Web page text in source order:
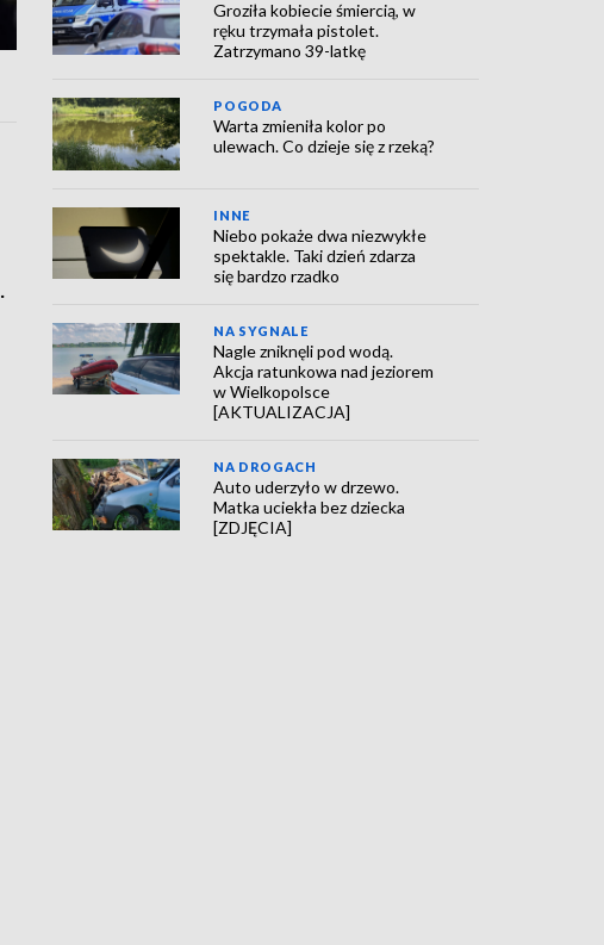
Groziła kobiecie śmiercią, w
ręku trzymała pistolet.
Zatrzymano 39-latkę
POGODA
Warta zmieniła kolor po
ulewach. Co dzieje się z rzeką?
INNE
Niebo pokaże dwa niezwykłe
spektakle. Taki dzień zdarza
się bardzo rzadko
NA SYGNALE
Nagle zniknęli pod wodą.
Akcja ratunkowa nad jeziorem
w Wielkopolsce
[AKTUALIZACJA]
NA DROGACH
Auto uderzyło w drzewo.
Matka uciekła bez dziecka
[ZDJĘCIA]